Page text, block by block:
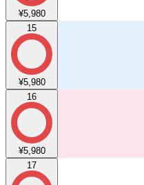
¥5,980
15
¥5,980
16
¥5,980
17